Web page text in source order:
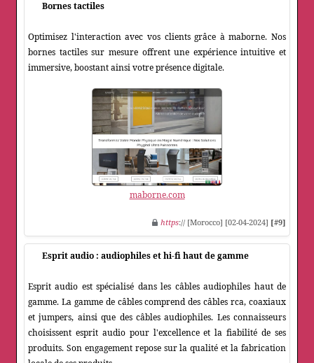
Bornes tactiles
Optimisez l'interaction avec vos clients grâce à maborne. Nos
bornes tactiles sur mesure offrent une expérience intuitive et
immersive, boostant ainsi votre présence digitale.
maborne.com
https:// [Morocco] [02-04-2024] [#9]
Esprit audio : audiophiles et hi-fi haut de gamme
Esprit audio est spécialisé dans les câbles audiophiles haut de
gamme. La gamme de câbles comprend des câbles rca, coaxiaux
et jumpers, ainsi que des câbles audiophiles. Les connaisseurs
choisissent esprit audio pour l'excellence et la fiabilité de ses
produits. Son engagement repose sur la qualité et la fabrication